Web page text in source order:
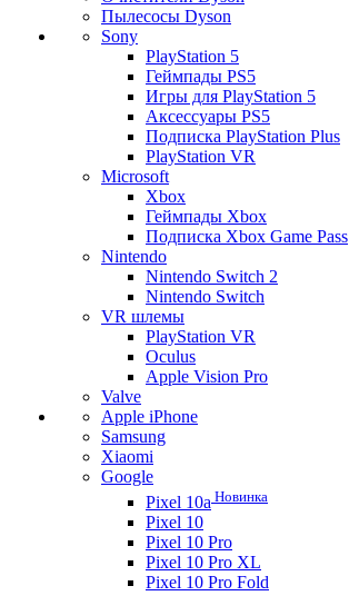
Пылесосы Dyson
Sony
PlayStation 5
Геймпады PS5
Игры для PlayStation 5
Аксессуары PS5
Подписка PlayStation Plus
PlayStation VR
Microsoft
Xbox
Геймпады Xbox
Подписка Xbox Game Pass
Nintendo
Nintendo Switch 2
Nintendo Switch
VR шлемы
PlayStation VR
Oculus
Apple Vision Pro
Valve
Apple iPhone
Samsung
Xiaomi
Google
Pixel 10a Новинка
Pixel 10
Pixel 10 Pro
Pixel 10 Pro XL
Pixel 10 Pro Fold